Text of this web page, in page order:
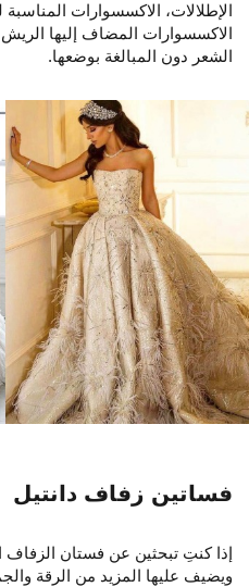
الإطلالات، الاكسسوارات
الاكسسوارات المضاف إليها
الشعر دون المبالغة بوضعها.
فساتين زفاف دانتيل
إذا كنتِ تبحثين عن فستان الزفاف
ويضيف عليها المزيد من الرقة